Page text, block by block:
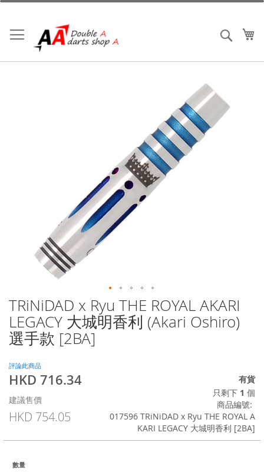
跳
內
容
搜索
TRiNiDAD x Ryu THE ROYAL AKARI
LEGACY 大城明香利 (Akari Oshiro)
選手款 [2BA]
評論此商品
特
價
格
HKD 716.34
建議售價
HKD 754.05
有貨
只剩下 1 個
商品編號
017596 TRiNiDAD x Ryu THE ROYAL A
KARI LEGACY 大城明香利 [2BA]
數量
Skip
to
the
beginning
the
images
gallery